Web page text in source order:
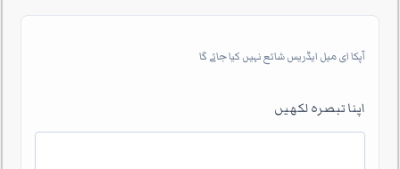
آپکا ای میل ایڈریس شائع نہیں کیا جائے گا
اپنا تبصرہ لکھیں